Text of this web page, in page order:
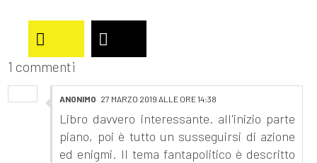
1 commenti
ANONIMO 27 MARZO 2019 ALLE ORE 14:38
Libro davvero interessante. all'inizio parte
piano, poi è tutto un susseguirsi di azione
ed enigmi. Il tema fantapolitico è descritto